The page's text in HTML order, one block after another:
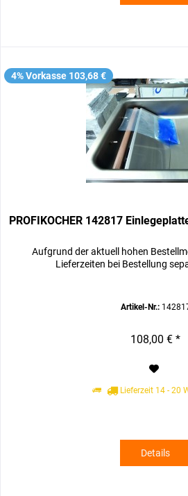
4% Vorkasse 103,68 €
PROFIKOCHER 142817
Aufgrund der aktuell hohen
Lieferzeiten bei Bestellung
Artikel-Nr.:
108,00 € *
Lieferzeit 14 - 20
Details